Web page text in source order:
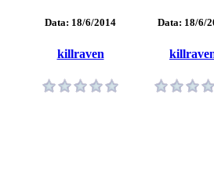
Data: 18/6/2014
killraven
Data: 18/6/